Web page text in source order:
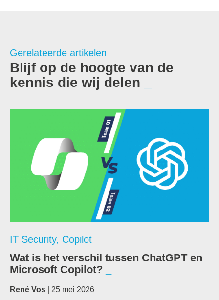
Gerelateerde artikelen
Blijf op de hoogte van de
kennis die wij delen
IT Security, Copilot
Wat is het verschil tussen ChatGPT en
Microsoft Copilot?
René Vos | 25 mei 2026